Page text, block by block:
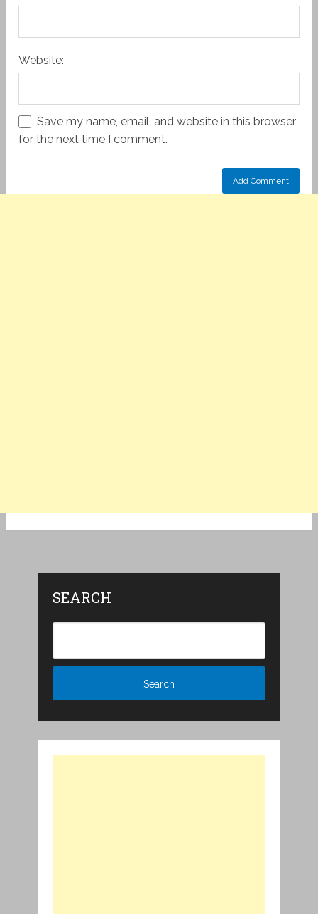
Website:
Save my name, email, and website in this browser
for the next time I comment.
SEARCH